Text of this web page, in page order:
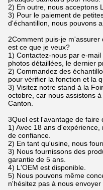
2) En outre, nous acceptons
3) Pour le paiement de
d'échantillon, nous pouvons
2Comment puis-je
est ce que je veux?
1) Contactez-nous par e-
photos détaillées, le dernier
2) Commandez des
pour vérifier la fonction et la
3) Visitez notre stand à la
octobre, car nous assistons
Canton.
3Quel est l'avantage de faire
1) Avec 18 ans
de confiance.
2) En tant qu'usine, nous
3) Nous fournissons des
garantie de 5 ans.
4) L'OEM est disponible.
5) Nous pouvons même
n'hésitez pas à nous envoyer